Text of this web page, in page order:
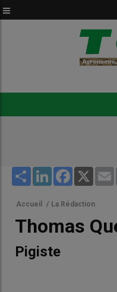
Aller
au
Share LinkedInFacebook
X
Accueil / La Rédaction
Thomas
Pigiste